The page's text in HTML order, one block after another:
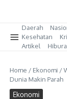
Daerah
Kesehatan
Artikel
Home / Ekonomi /
Dunia Makin Parah
Ekonomi